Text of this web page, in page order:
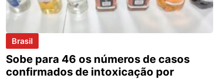
Brasil
Sobe para 46 os números de casos
confirmados de intoxicação por